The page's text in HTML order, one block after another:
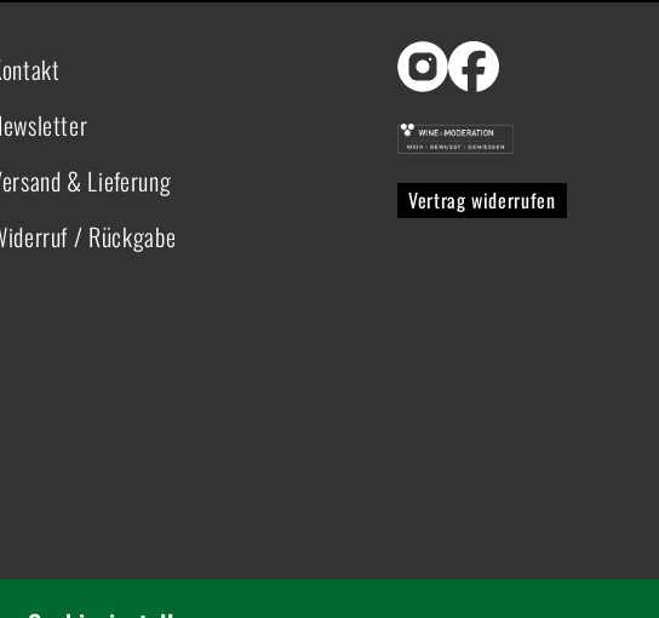
& Lieferung
/ Rückgabe
Vertrag widerrufen